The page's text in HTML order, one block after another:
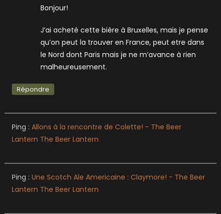
Bonjour!
J’ai acheté cette bière à Bruxelles, mais je pense
qu’on peut la trouver en France, peut etre dans
le Nord dont Paris mais je ne m’avance à rien
malheureusement.
Répondre
Ping : Allons à la rencontre de Colette! - The Beer
Lantern The Beer Lantern
Ping : Une Scotch Ale Americaine : Claymore! - The Beer
Lantern The Beer Lantern